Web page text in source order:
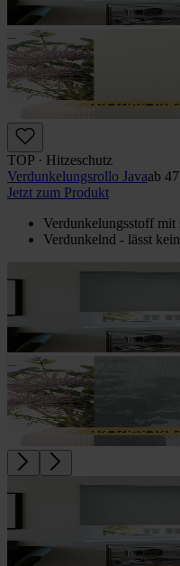
TOP · Hitzeschutz
Verdunkelungs­rollo Javaab
Jetzt zum Produkt
Verdunkelungsstoff mit
Verdunkelnd - lässt